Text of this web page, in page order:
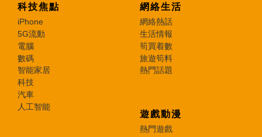
科技焦點
iPhone
5G流動
電腦
數碼
智能家居
科技
汽車
人工智能
網絡生活
網絡熱話
生活情報
筍買着數
旅遊筍料
熱門話題
遊戲動漫
熱門遊戲